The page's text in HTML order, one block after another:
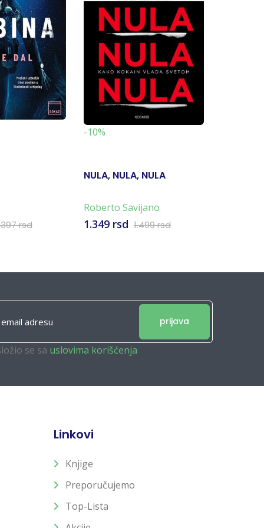
rsd
-10%
NULA, NULA, NULA
Roberto Savijano
1.349 rsd 1.499 rsd
prijava
se sa uslovima korišćenja
Linkovi
Knjige
Preporučujemo
Top-Lista